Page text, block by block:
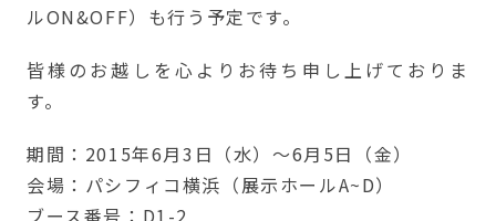
ルON&OFF）も行う予定です。
皆様のお越しを心よりお待ち申し上げておりま
す。
期間：2015年6月3日（水）～6月5日（金）
会場：パシフィコ横浜（展示ホールA~D）
ブース番号：D1-2